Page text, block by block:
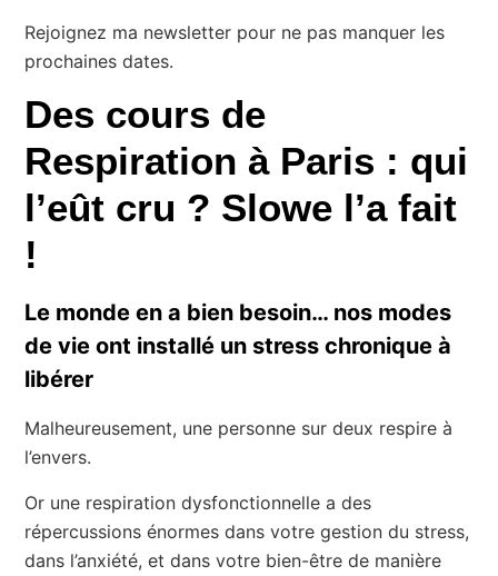
Rejoignez ma newsletter pour ne pas manquer les
prochaines dates.
Des cours de
Respiration à Paris : qui
l’eût cru ? Slowe l’a fait
!
Le monde en a bien besoin… nos modes
de vie ont installé un stress chronique à
libérer
Malheureusement, une personne sur deux respire à
l’envers.
Or une respiration dysfonctionnelle a des
répercussions énormes dans votre gestion du stress,
dans l’anxiété, et dans votre bien-être de manière